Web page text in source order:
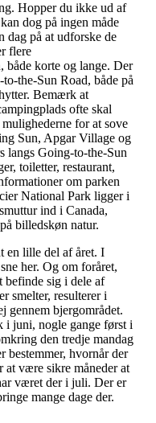
Hopper du ikke ud af
dog på ingen måde
dag på at udforske de
flere
både korte og lange. Der
the-Sun Road, både på
Bemærk at
ofte skal
for at sove
Sun, Apgar Village og
langs Going-to-the-Sun
toiletter, restaurant,
om parken
National Park ligger i
ind i Canada,
billedskøn natur.
en lille del af året. I
her. Og om foråret,
befinde sig i dele af
smelter, resulterer i
gennem bjergområdet.
i juni, nogle gange først i
den tredje mandag
bestemmer, hvornår der
at være sikre måneder at
været der i juli. Der er
mange dage der.